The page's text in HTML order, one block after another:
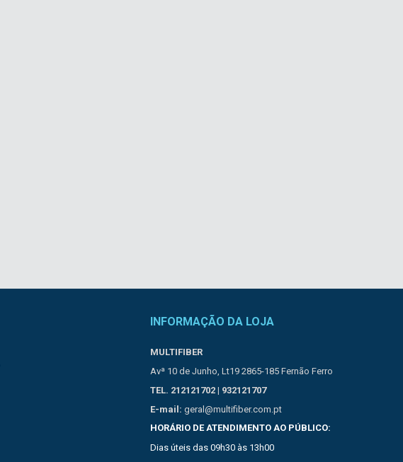
INFORMAÇÃO DA LOJA
MULTIFIBER
Avª 10 de Junho, Lt19 2865-185 Fernão Ferro
TEL. 212121702 | 932121707
E-mail: geral@multifiber.com.pt
HORÁRIO DE ATENDIMENTO AO PÚBLICO:
Dias úteis das 09h30 às 13h00